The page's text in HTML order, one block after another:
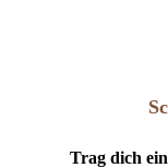
Trag dich